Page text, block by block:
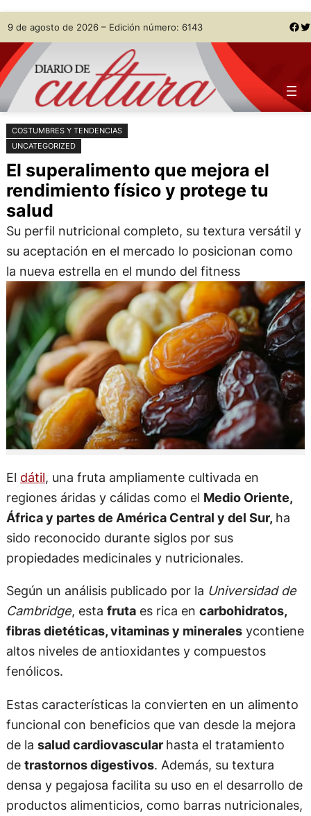
Saltar
al
contenido
Skip
to
content
9 de agosto de 2026 – Edición número: 6143 Facebook Twitter
COSTUMBRES Y TENDENCIAS
UNCATEGORIZED
El superalimento que mejora el
rendimiento físico y protege tu
salud
Su perfil nutricional completo, su textura versátil y
su aceptación en el mercado lo posicionan como
la nueva estrella en el mundo del fitness
El dátil, una fruta ampliamente cultivada en
regiones áridas y cálidas como el Medio Oriente,
África y partes de América Central y del Sur, ha
sido reconocido durante siglos por sus
propiedades medicinales y nutricionales.
Según un análisis publicado por la Universidad de
Cambridge, esta frutaes rica en carbohidratos,
fibras dietéticas, vitaminas y mineralesycontiene
altos niveles de antioxidantes y compuestos
fenólicos.
Estas características la convierten en un alimento
funcional con beneficios que van desde la mejora
de la salud cardiovascular hasta el tratamiento
de trastornos digestivos. Además, su textura
densa y pegajosa facilita su uso en el desarrollo de
productos alimenticios, como barras nutricionales,